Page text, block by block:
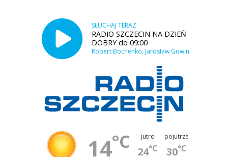
SŁUCHAJ TERAZ
RADIO SZCZECIN NA DZIEŃ
DOBRY do 09:00
Robert Bochenko, Jarosław Gowin
14°C jutro
24°C
pojutrze
30°C